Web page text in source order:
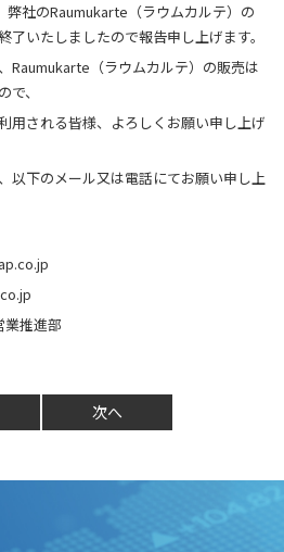
弊社のRaumukarte（ラウムカルテ）の
いたしましたので報告申し上げます。
Raumukarte（ラウムカルテ）の販売は
、
用される皆様、よろしくお願い申し上げ
以下のメール又は電話にてお願い申し上
推進部
次へ